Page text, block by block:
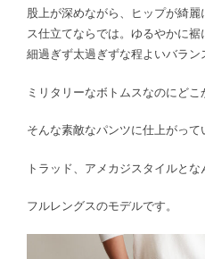
股上が深めながら、ヒップが綺
ス仕立てならでは。ゆるやかに裾
細過ぎず太過ぎずな程よいバラン
ミリタリーなボトムスなのにどこ
そんな素敵なパンツに仕上がって
トラッド、アメカジスタイルとな
フルレングスのモデルです。